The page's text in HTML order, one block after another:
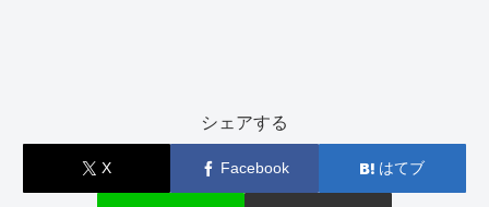
シェアする
X Facebook はてブ